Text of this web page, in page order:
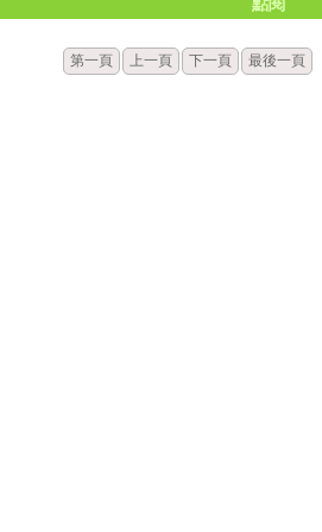
第一頁 上一頁 下一頁 最後一頁